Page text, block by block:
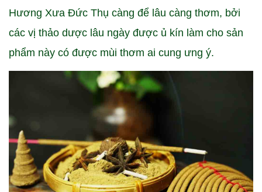
Hương Xưa Đức Thụ càng để lâu càng thơm, bởi
các vị thảo dược lâu ngày được ủ kín làm cho sản
phẩm này có được mùi thơm ai cung ưng ý.